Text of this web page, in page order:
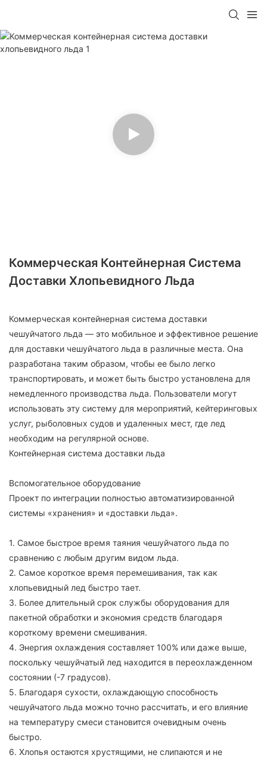
Коммерческая Контейнерная Система
Доставки Хлопьевидного Льда
Коммерческая контейнерная система доставки
чешуйчатого льда — это мобильное и эффективное решение
для доставки чешуйчатого льда в различные места. Она
разработана таким образом, чтобы ее было легко
транспортировать, и может быть быстро установлена ​​для
немедленного производства льда. Пользователи могут
использовать эту систему для мероприятий, кейтеринговых
услуг, рыболовных судов и удаленных мест, где лед
необходим на регулярной основе.
Контейнерная система доставки льда
Вспомогательное оборудование
Проект по интеграции полностью автоматизированной
системы «хранения» и «доставки льда».
1. Самое быстрое время таяния чешуйчатого льда по
сравнению с любым другим видом льда.
2. Самое короткое время перемешивания, так как
хлопьевидный лед быстро тает.
3. Более длительный срок службы оборудования для
пакетной обработки и экономия средств благодаря
короткому времени смешивания.
4. Энергия охлаждения составляет 100% или даже выше,
поскольку чешуйчатый лед находится в переохлажденном
состоянии (-7 градусов).
5. Благодаря сухости, охлаждающую способность
чешуйчатого льда можно точно рассчитать, и его влияние
на температуру смеси становится очевидным очень
быстро.
6. Хлопья остаются хрустящими, не слипаются и не